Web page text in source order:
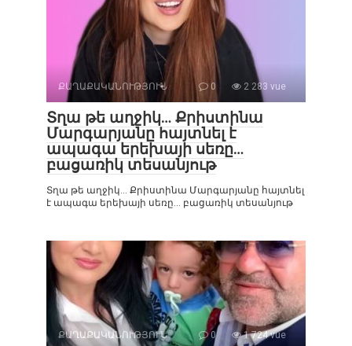
ՔԱՂԱՔԱԿԱՆՈՒԹՅՈՒՆ 0 2 283 vue
Տղա թե աղջիկ… Քրիստինա
Մարգարյանը հայտնել է
ապագա երեխայի սեռը…
բացառիկ տեսանյութ
Տղա թե աղջիկ… Քրիստինա Մարգարյանը հայտնել
է ապագա երեխայի սեռը… բացառիկ տեսանյութ
ՔԱՂԱՔԱԿԱՆՈՒԹՅՈՒՆ 0 1 724 vue